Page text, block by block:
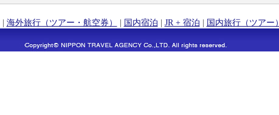
| 海外旅行（ツアー・航空券） | 国内宿泊 | JR + 宿泊 | 国内旅行（ツアー）